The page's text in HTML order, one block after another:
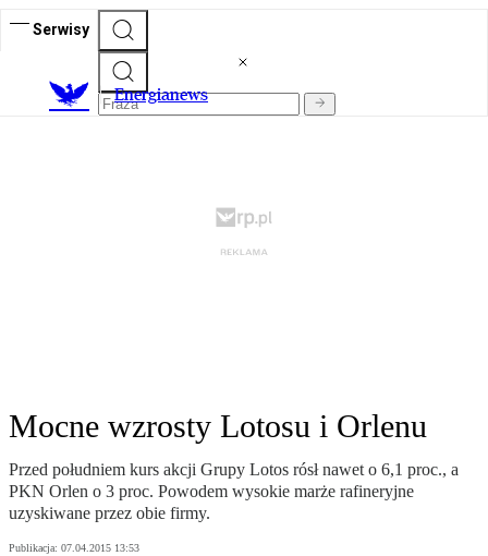
Serwisy
Energianews
Mocne wzrosty Lotosu i Orlenu
Przed południem kurs akcji Grupy Lotos rósł nawet o 6,1 proc., a
PKN Orlen o 3 proc. Powodem wysokie marże rafineryjne
uzyskiwane przez obie firmy.
Publikacja: 07.04.2015 13:53